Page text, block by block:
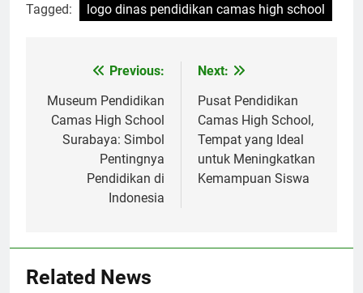
Tagged: logo dinas pendidikan camas high school
Navigasi
pos
Previous:
Museum Pendidikan
Camas High School
Surabaya: Simbol
Pentingnya
Pendidikan di
Indonesia
Next:
Pusat Pendidikan
Camas High School,
Tempat yang Ideal
untuk Meningkatkan
Kemampuan Siswa
Related News